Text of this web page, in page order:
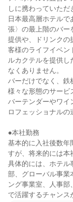
しに携わっていただ
日本最高層ホテル
張〉の最上階のバー
提供や、ドリンクの
客様のライフイベン
ルカクテルを提供
なくありません。
バーだけでなく、鉄
様々な形態のサービ
バーテンダーやワイ
ロフェッショナルの
●本社勤務
基本的に入社後数年
すが、将来的には本
具体的には、ホテル
部、グローバル事業
ング事業室、人事
で活躍するチャンス